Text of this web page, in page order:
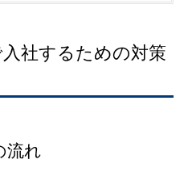
社するための対策
流れ